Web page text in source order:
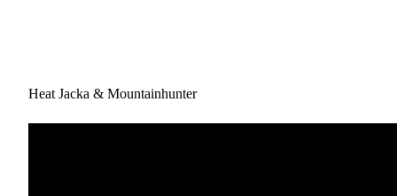
Heat Jacka & Mountainhunter